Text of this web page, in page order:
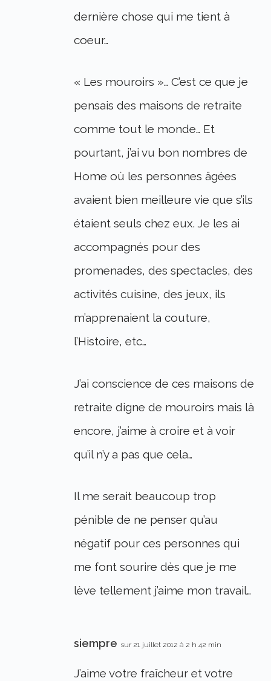
dernière chose qui me tient à
coeur…
« Les mouroirs »… C’est ce que je
pensais des maisons de retraite
comme tout le monde… Et
pourtant, j’ai vu bon nombres de
Home où les personnes âgées
avaient bien meilleure vie que s’ils
étaient seuls chez eux. Je les ai
accompagnés pour des
promenades, des spectacles, des
activités cuisine, des jeux, ils
m’apprenaient la couture,
l’Histoire, etc…
J’ai conscience de ces maisons de
retraite digne de mouroirs mais là
encore, j’aime à croire et à voir
qu’il n’y a pas que cela…
Il me serait beaucoup trop
pénible de ne penser qu’au
négatif pour ces personnes qui
me font sourire dès que je me
lève tellement j’aime mon travail…
siempre sur 21 juillet 2012 à 2 h 42 min
J’aime votre fraîcheur et votre